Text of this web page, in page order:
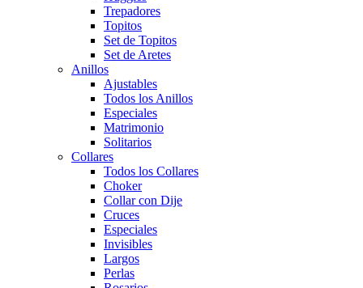
Trepadores
Topitos
Set de Topitos
Set de Aretes
Anillos
Ajustables
Todos los Anillos
Especiales
Matrimonio
Solitarios
Collares
Todos los Collares
Choker
Collar con Dije
Cruces
Especiales
Invisibles
Largos
Perlas